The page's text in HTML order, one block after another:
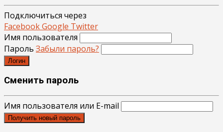
Подключиться через
FacebookGoogle Twitter
Имя пользователя
Пароль Забыли пароль?
Логин
Сменить пароль
Имя пользователя или E-mail
Получить новый пароль